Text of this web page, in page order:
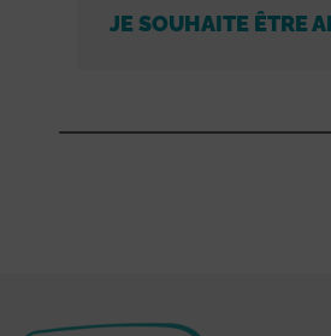
JE SOUHAITE ÊTRE